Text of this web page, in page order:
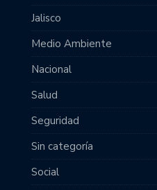
Jalisco
Medio Ambiente
Nacional
Salud
Seguridad
Sin categoría
Social